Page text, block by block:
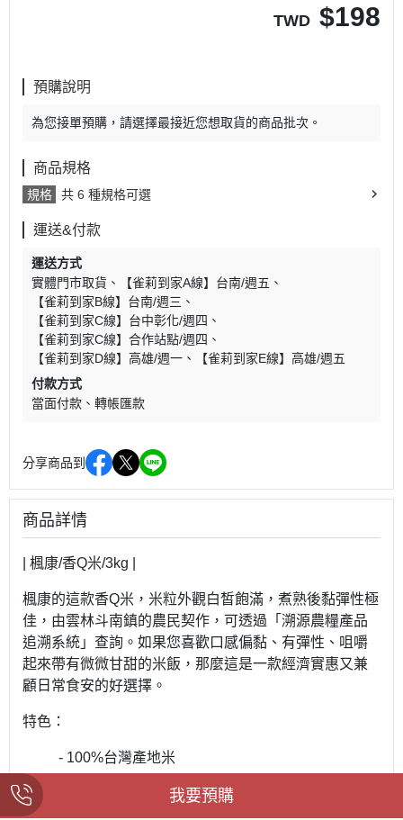
TWD $198
預購說明
為您接單預購，請選擇最接近您想取貨的商品批次。
商品規格
規格 共 6 種規格可選
運送&付款
運送方式
實體門市取貨
【雀莉到家A線】台南/週五
【雀莉到家B線】台南/週三
【雀莉到家C線】台中彰化/週四
【雀莉到家C線】合作站點/週四
【雀莉到家D線】高雄/週一
【雀莉到家E線】高雄/週五
付款方式
當面付款
轉帳匯款
分享商品到
商品詳情
| 楓康/香Q米/3kg |
楓康的這款香Q米，米粒外觀白皙飽滿，煮熟後黏彈性極
佳，由雲林斗南鎮的農民契作，可透過「溯源農糧產品
追溯系統」查詢。如果您喜歡口感偏黏、有彈性、咀嚼
起來帶有微微甘甜的米飯，那麼這是一款經濟實惠又兼
顧日常食安的好選擇。
特色：
- 100%台灣產地米
- 農藥殘留檢驗合格我要預購